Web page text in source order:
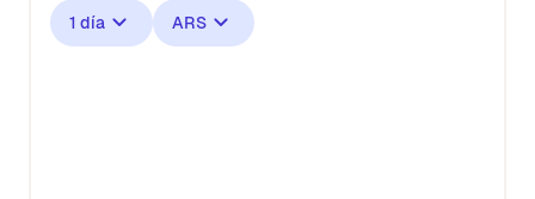
1 día ARS